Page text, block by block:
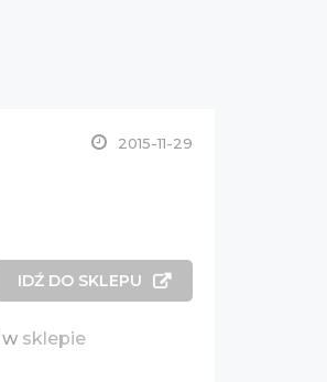
2015-11-29
IDŹ DO SKLEPU
sklepie